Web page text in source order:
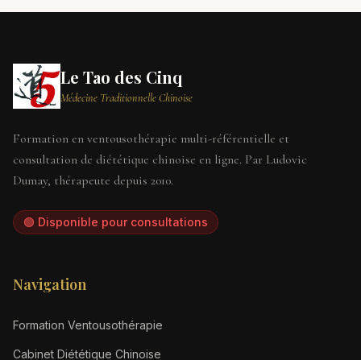
Le Tao des Cinq
Médecine Traditionnelle Chinoise
Formation en ventousothérapie multi-référentielle et
consultation de diététique chinoise en ligne. Par Ludovic
Dumay, thérapeute depuis 2010.
🟢 Disponible pour consultations
Navigation
Formation Ventousothérapie
Cabinet Diététique Chinoise